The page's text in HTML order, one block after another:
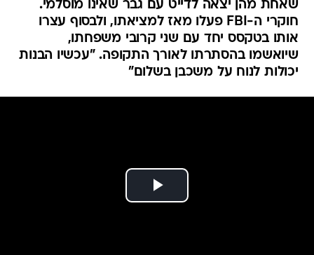
שאחת מהן יצאה לדייט עם גבר שאינו מוסלמי.
חוקרי ה-FBI פעלו מאז למציאתו, ולבסוף עצרו
אותו בטקסס יחד עם שני קרובי משפחתו,
שיואשמו בהסתרתו לאורך התקופה. "עכשיו הבנות
יכולות לנוח על משכבן בשלום"